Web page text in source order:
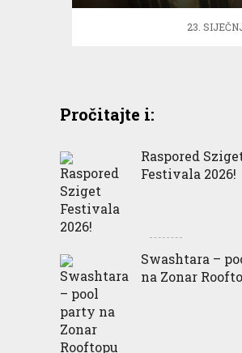
23.
Pročitajte i:
Raspored
Festivala 2026!
Swashtara –
na Zonar